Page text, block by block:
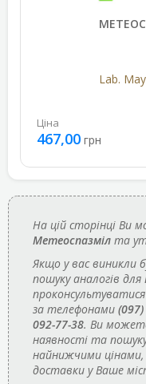
Lab.
Ціна
467,00 грн
На цій сторінці Ви
Метеоспазміл та
Якщо у вас виникли
пошуку аналогів для
за телефонами
092-77-38. Ви
наявності та
найнижчими
доставки у Ваше